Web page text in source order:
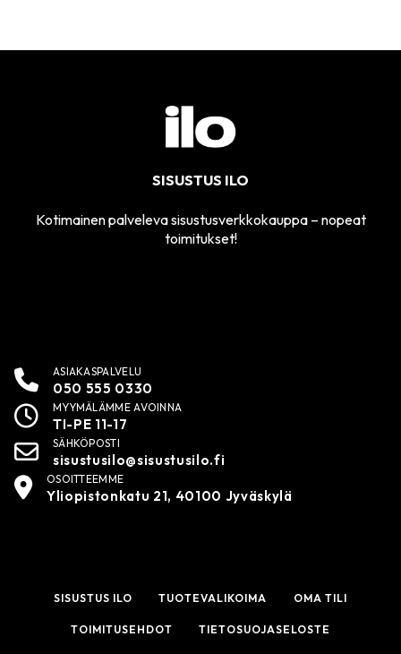
SISUSTUS ILO
Kotimainen palveleva sisustusverkkokauppa – nopeat
toimitukset!
ASIAKASPALVELU
050 555 0330
MYYMÄLÄMME AVOINNA
TI-PE 11-17
SÄHKÖPOSTI
sisustusilo@sisustusilo.fi
OSOITTEEMME
Yliopistonkatu 21, 40100 Jyväskylä
SISUSTUS ILO TUOTEVALIKOIMA OMA TILI
TOIMITUSEHDOT TIETOSUOJASELOSTE